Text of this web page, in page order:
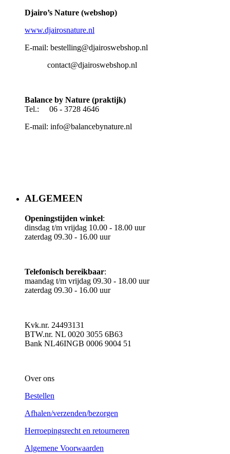
Djairo’s Nature (webshop)
www.djairosnature.nl
E-mail: bestelling@djairoswebshop.nl
contact@djairoswebshop.nl
Balance by Nature (praktijk)
Tel.: 06 - 3728 4646
E-mail: info@balancebynature.nl
ALGEMEEN
Openingstijden winkel:
dinsdag t/m vrijdag 10.00 - 18.00 uur
​zaterdag 09.30 - 16.00 uur
Telefonisch bereikbaar:
​maandag t/m vrijdag 09.30 - 18.00 uur
zaterdag 09.30 - 16.00 uur
Kvk.nr. 24493131
BTW.nr. NL 0020 3055 6B63
Bank NL46INGB 0006 9004 51
Over ons
Bestellen
Afhalen/verzenden/bezorgen
Herroepingsrecht en retourneren
Algemene Voorwaarden